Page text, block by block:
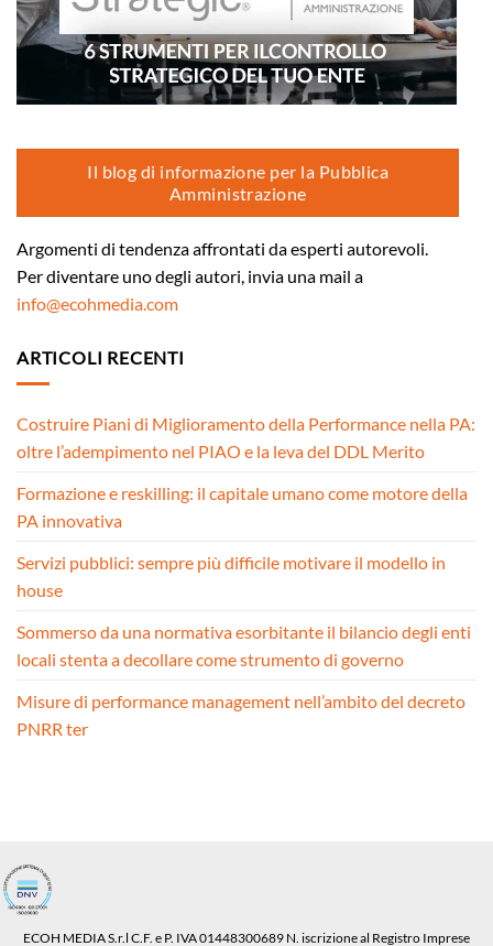
Il blog di informazione per la Pubblica
Amministrazione
Argomenti di tendenza affrontati da esperti autorevoli.
Per diventare uno degli autori, invia una mail a
info@ecohmedia.com
ARTICOLI RECENTI
Costruire Piani di Miglioramento della Performance nella PA:
oltre l’adempimento nel PIAO e la leva del DDL Merito
Formazione e reskilling: il capitale umano come motore della
PA innovativa
Servizi pubblici: sempre più difficile motivare il modello in
house
Sommerso da una normativa esorbitante il bilancio degli enti
locali stenta a decollare come strumento di governo
Misure di performance management nell’ambito del decreto
PNRR ter
ECOH MEDIA S.r.l C.F. e P. IVA 01448300689 N. iscrizione al Registro Imprese